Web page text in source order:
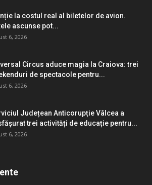
la costul real al biletelor de avion.
ascunse pot...
6, 2026
Circus aduce magia la Craiova: trei
de spectacole pentru...
6, 2026
Județean Anticorupție Vâlcea a
trei activități de educație pentru...
6, 2026